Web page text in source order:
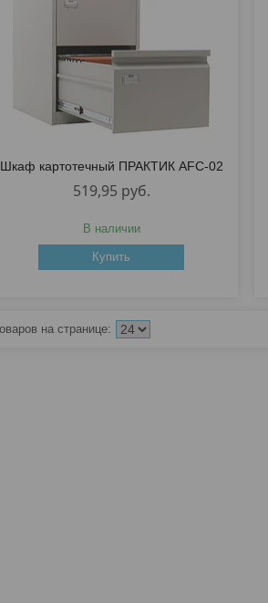
Шкаф картотечный ПРАКТИК AFC-02
519,95 руб.
В наличии
Купить